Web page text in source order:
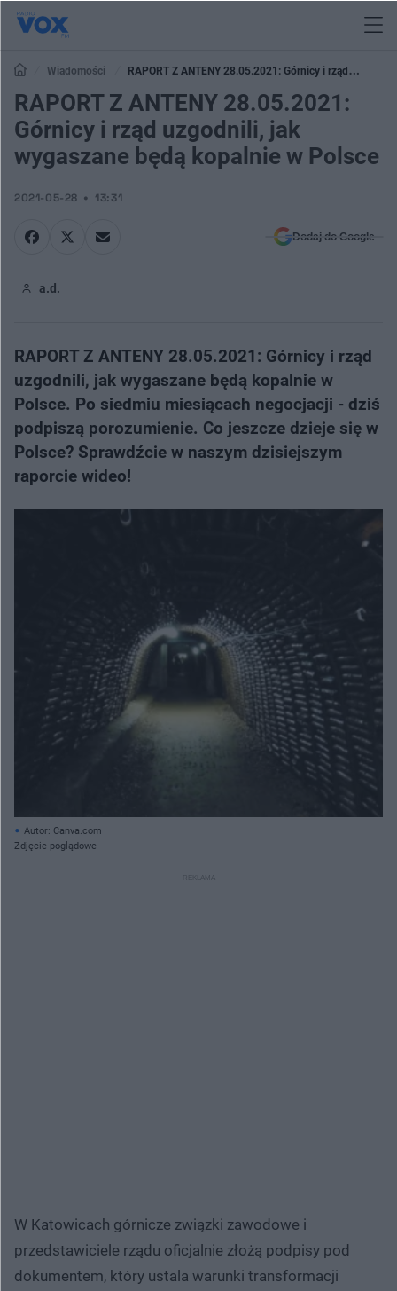
Wiadomości
RAPORT Z ANTENY 28.05.2021: Górnicy i rząd
uzgodnili, jak wygaszane będą kopalnie w Polsce
RAPORT Z ANTENY 28.05.2021:
Górnicy i rząd uzgodnili, jak
wygaszane będą kopalnie w Polsce
2021-05-28 13:31
Dodaj do Google
a.d.
RAPORT Z ANTENY 28.05.2021: Górnicy i rząd
uzgodnili, jak wygaszane będą kopalnie w
Polsce. Po siedmiu miesiącach negocjacji - dziś
podpiszą porozumienie. Co jeszcze dzieje się w
Polsce? Sprawdźcie w naszym dzisiejszym
raporcie wideo!
Autor: Canva.com
Zdjęcie poglądowe
W Katowicach górnicze związki zawodowe i
przedstawiciele rządu oficjalnie złożą podpisy pod
dokumentem, który ustala warunki transformacji